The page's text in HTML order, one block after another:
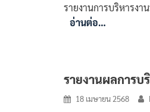
รายงานการบริหารง
อ่านต่อ…
รายงานผลการ
18 เมษายน 2568